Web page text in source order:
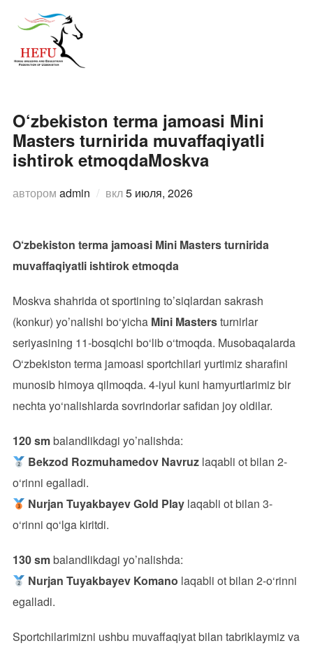
содержимому
O‘zbekiston terma jamoasi Mini
Masters turnirida muvaffaqiyatli
ishtirok etmoqdaMoskva
автором admin вклОпубликовано
5 июля, 2026
O‘zbekiston terma jamoasi Mini Masters turnirida
muvaffaqiyatli ishtirok etmoqda
Moskva shahrida ot sportining to’siqlardan sakrash
(konkur) yo’nalishi bo‘yicha Mini Mastersturnirlar
seriyasining 11-bosqichi bo‘lib o‘tmoqda. Musobaqalarda
O‘zbekiston terma jamoasi sportchilari yurtimiz sharafini
munosib himoya qilmoqda. 4-iyul kuni hamyurtlarimiz bir
nechta yo‘nalishlarda sovrindorlar safidan joy oldilar.
120 smbalandlikdagi yo’nalishda:
Bekzod Rozmuhamedov Navruz laqabli ot bilan 2-
o‘rinni egalladi.
Nurjan TuyakbayevGold Play laqabli ot bilan 3-
o‘rinni qo‘lga kiritdi.
130 smbalandlikdagi yo’nalishda:
Nurjan Tuyakbayev Komano laqabli ot bilan 2-o‘rinni
egalladi.
Sportchilarimizni ushbu muvaffaqiyat bilan tabriklaymiz va